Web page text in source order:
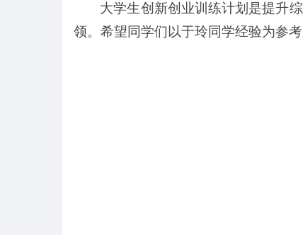
大学生创新创业训练计划是提升
领。希望同学们以于玲同学经验为参